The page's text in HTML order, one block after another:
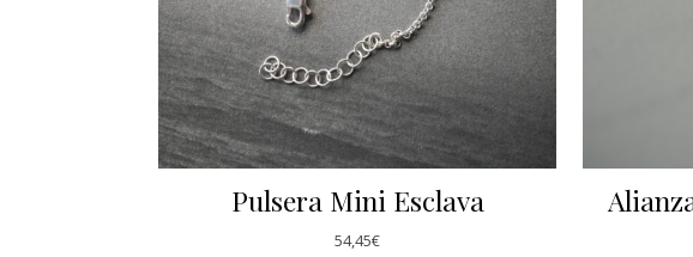
Pulsera Mini Esclava
54,45€